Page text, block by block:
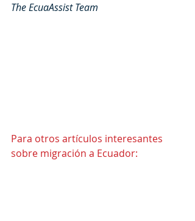
The EcuaAssist Team
Para otros artículos interesantes
sobre migración a Ecuador: